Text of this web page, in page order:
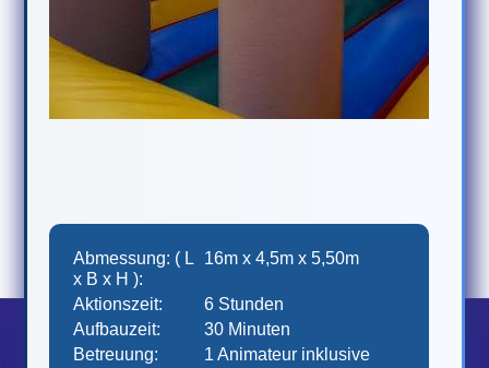
Abmessung: ( L
x B x H ):
16m x 4,5m x 5,50m
Aktionszeit:
6 Stunden
Aufbauzeit:
30 Minuten
Betreuung:
1 Animateur inklusive